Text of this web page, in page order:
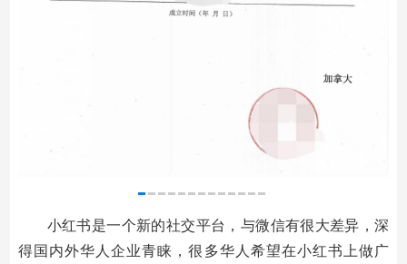
小红书是一个新的社交平台，与微信有很大差异，深
得国内外华人企业青睐，很多华人希望在小红书上做广